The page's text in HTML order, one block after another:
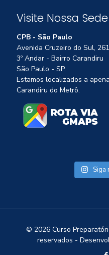
Visite Nossa Sede
CPB - São Paulo
Avenida Cruzeiro do Sul,
3º Andar - Bairro Carandiru
São Paulo - SP.
Estamos localizados a
Carandiru do Metrô.
Siga
© 2026 Curso
reservados -